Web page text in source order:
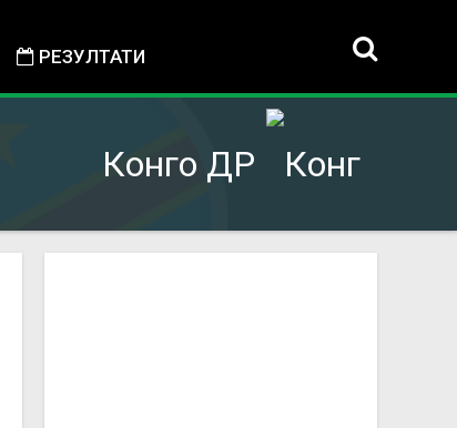
РЕЗУЛТАТИ
Конго ДР